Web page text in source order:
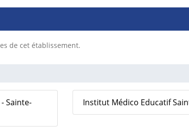
de cet établissement.
Sainte-
Institut Médico Educatif